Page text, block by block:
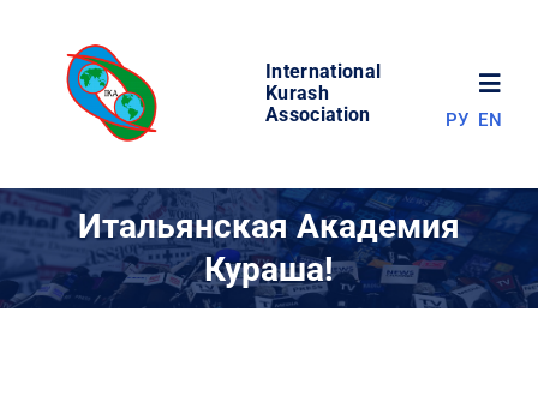
content
International
Kurash
Association
МИР КУРАША
РУ EN
Итальянская Академия
Кураша!